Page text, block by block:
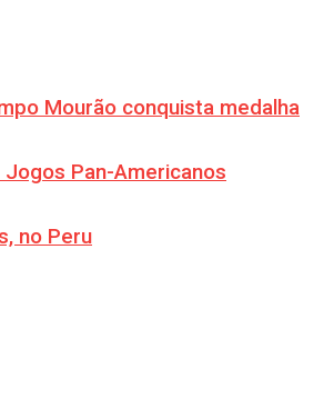
Mourão conquista medalha
Pan-Americanos
no Peru